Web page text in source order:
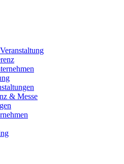
& Messe